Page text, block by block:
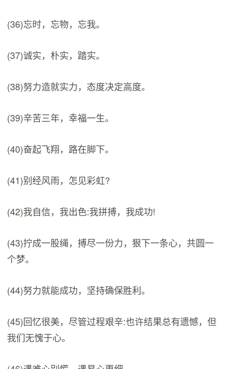
(36)忘时，忘物，忘我。
(37)诚实，朴实，踏实。
(38)努力造就实力，态度决定高度。
(39)辛苦三年，幸福一生。
(40)奋起飞翔，路在脚下。
(41)别经风雨，怎见彩虹?
(42)我自信，我出色:我拼搏，我成功!
(43)拧成一股绳，搏尽一份力，狠下一条心，共圆一
个梦。
(44)努力就能成功，坚持确保胜利。
(45)回忆很美，尽管过程艰辛:也许结果总有遗憾，但
我们无愧于心。